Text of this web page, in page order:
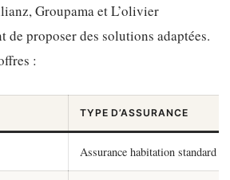
Groupama et L’olivier
de proposer des solutions adaptées.
:
TYPE D’ASSURANCE
Assurance habitation standard